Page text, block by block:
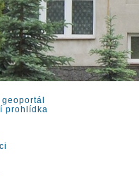
prohlídka